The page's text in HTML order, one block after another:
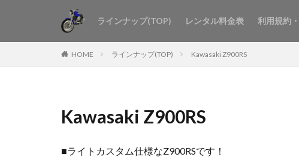
ラインナップ(TOP) レンタル料金表 利用規約
HOME ラインナップ(TOP) Kawasaki Z900RS
Kawasaki Z900RS
■ライトカスタム仕様なZ900RSです！